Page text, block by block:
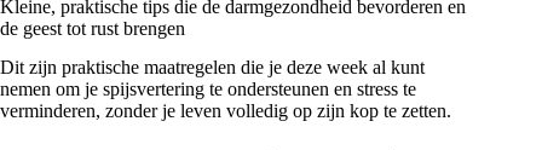
Kleine, praktische tips die de darmgezondheid bevorderen en
de geest tot rust brengen
Dit zijn praktische maatregelen die je deze week al kunt
nemen om je spijsvertering te ondersteunen en stress te
verminderen, zonder je leven volledig op zijn kop te zetten.